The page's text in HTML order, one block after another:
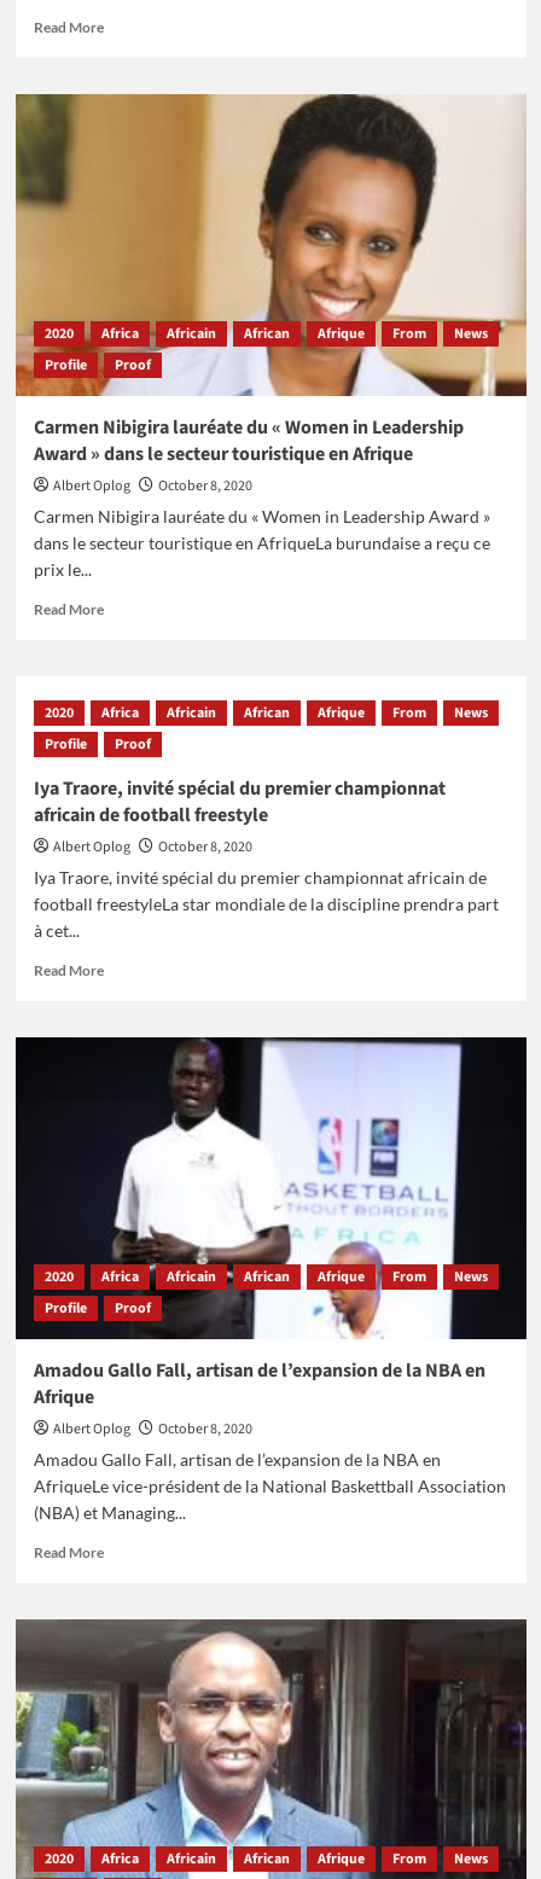
Read MoreRead
Ibrahim
en
Afrique
de
l’Ouest
2020 Africa Africain African Afrique From
News
Profile
Proof
Carmen Nibigira lauréate du « Women in Leadership
Award » dans le secteur touristique en Afrique
Albert Oplog
October 8, 2020
Carmen Nibigira lauréate du « Women in Leadership Award »
dans le secteur touristique en AfriqueLa burundaise a reçu ce
prix le...
Read MoreRead
Nibigira
lauréate
du
in
Leadership
Award »
dans
le
secteur
Afrique
2020 Africa Africain African Afrique From
News
Profile
Proof
Iya Traore, invité spécial du premier championnat
africain de football freestyle
Albert Oplog
October 8, 2020
Iya Traore, invité spécial du premier championnat africain de
football freestyleLa star mondiale de la discipline prendra part
à cet...
Read MoreRead
Iya
premier
championnat
africain
de
football
freestyle
2020 Africa Africain African Afrique From
News
Profile
Proof
Amadou Gallo Fall, artisan de l’expansion de la NBA en
Afrique
Albert Oplog
October 8, 2020
Amadou Gallo Fall, artisan de l’expansion de la NBA en
AfriqueLe vice-président de la National Baskettball Association
(NBA) et Managing...
Read MoreRead
Amadou
artisan
de
l’expansion
de
la
NBA
en
Afrique
2020 Africa Africain African Afrique From
News